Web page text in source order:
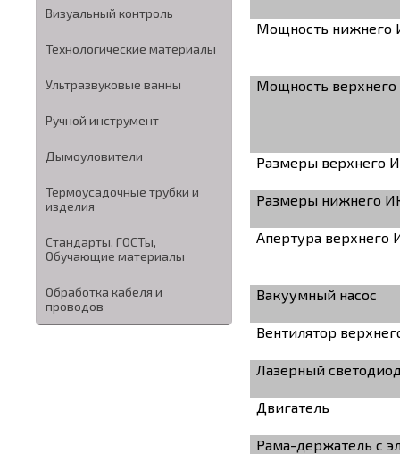
Визуальный контроль
Технологические материалы
Ультразвуковые ванны
Ручной инструмент
Дымоуловители
Термоусадочные трубки и
изделия
Стандарты, ГОСТы,
Обучающие материалы
Обработка кабеля и
проводов
Мощность нижнего
Мощность верхнего
Размеры верхнего
Размеры нижнего
Апертура верхнего
Вакуумный насос
Вентилятор
Лазерный
Двигатель
Рама-держатель с